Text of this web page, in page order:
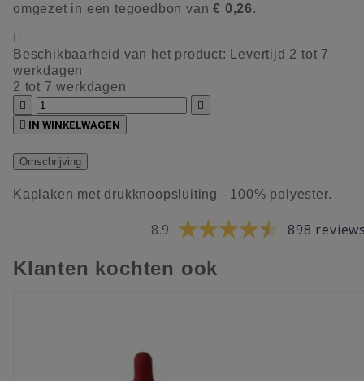
omgezet in een tegoedbon van€ 0,26.

Beschikbaarheid van het product:
Levertijd 2 tot 7
werkdagen
2 tot 7 werkdagen


 IN WINKELWAGEN
Omschrijving
Kaplaken met drukknoopsluiting - 100% polyester.
8.9 898
Klanten kochten ook